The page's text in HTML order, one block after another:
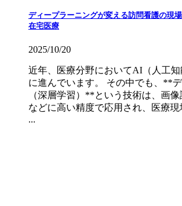
ディープラーニングが変える訪問看護の現
在宅医療
2025/10/20
近年、医療分野においてAI（人工
に進んでいます。 その中でも、**
（深層学習）**という技術は、画
などに高い精度で応用され、医療
...